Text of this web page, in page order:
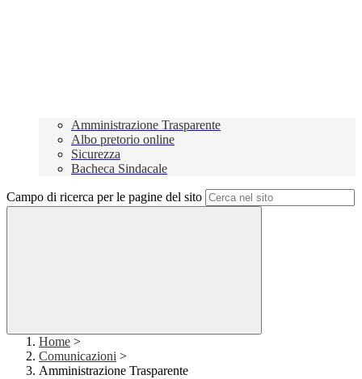
Amministrazione Trasparente
Albo pretorio online
Sicurezza
Bacheca Sindacale
Campo di ricerca per le pagine del sito
Home >
Comunicazioni >
Amministrazione Trasparente